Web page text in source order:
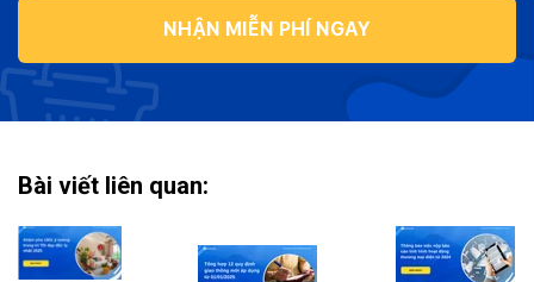
NHẬN MIỄN PHÍ NGAY
Bài viết liên quan: